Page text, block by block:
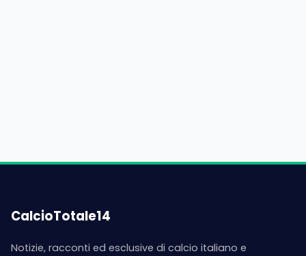
CalcioTotale14
Notizie, racconti ed esclusive di calcio italiano e